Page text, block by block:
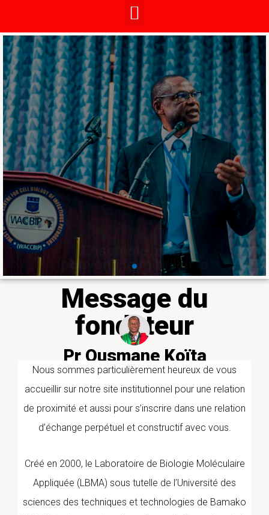
Ensemble, nous
pouvons faire briller la
recherche en
médecine tropicale et
en agriculture en
Afrique
Le Laboratoire fait partie du 𝐝𝐮 𝐡𝐚𝐮𝐭
𝐂𝐨𝐥𝐥𝐞̀𝐠𝐞 𝐝𝐞𝐬 𝐛𝐨𝐮𝐫𝐬𝐢𝐞𝐫𝐬 𝐢𝐧𝐭𝐞𝐫𝐧𝐚𝐭𝐢𝐨𝐧𝐚𝐮𝐱
𝐝𝐢𝐬𝐭𝐢𝐧𝐠𝐮𝐞́𝐬 𝐝𝐞 𝐥𝐚 𝐒𝐨𝐜𝐢𝐞́𝐭𝐞́ 𝐚𝐦𝐞́𝐫𝐢𝐜𝐚𝐢𝐧𝐞 𝐝𝐞
𝐦𝐞́𝐝𝐞𝐜𝐢𝐧𝐞 𝐭𝐫𝐨𝐩𝐢𝐜𝐚𝐥𝐞 𝐞𝐭 𝐝'𝐡𝐲𝐠𝐢𝐞̀𝐧𝐞 à travers
Professeur Ousmane Koïta
En savoir plus
Message du
fondateur
Pr Ousmane Koïta
PharmD/PhD PARASITOLOGIE
MOLECULAIRE
Nous sommes particulièrement heureux de vous
accueillir sur notre site institutionnel pour une relation
de proximité et aussi pour s’inscrire dans une relation
d’échange perpétuel et constructif avec vous.
Créé en 2000, le Laboratoire de Biologie Moléculaire
Appliquée (LBMA) sous tutelle de l’Université des
sciences des techniques et technologies de Bamako